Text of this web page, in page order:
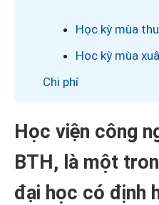
Học kỳ mùa
Học kỳ mùa
Chi phí
Học viện công
BTH, là một
đại học có định